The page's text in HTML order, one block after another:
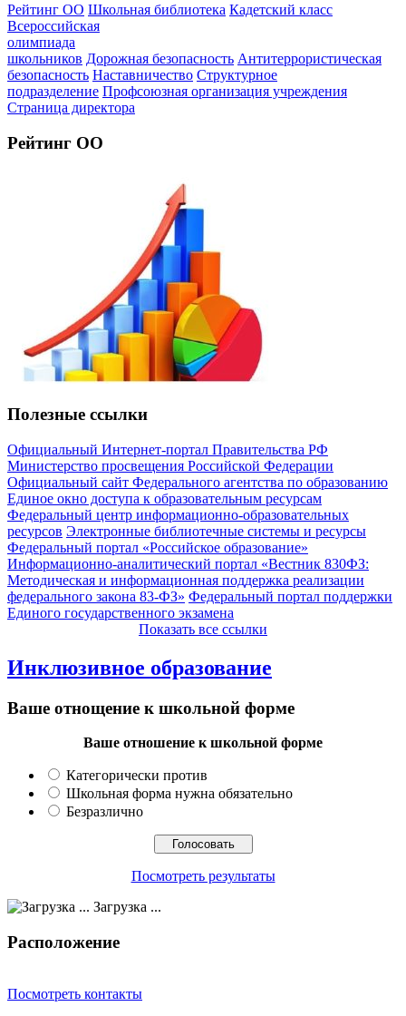
Рейтинг ОО Школьная библиотека Кадетский класс
Всероссийская
олимпиада
школьников Дорожная безопасность Антитеррористическая
безопасность Наставничество Структурное
подразделение Профсоюзная организация учреждения
Страница директора
Рейтинг ОО
Полезные ссылки
Официальный Интернет-портал Правительства РФ
Министерство просвещения Российской Федерации
Официальный сайт Федерального агентства по образованию
Единое окно доступа к образовательным ресурсам
Федеральный центр информационно-образовательных
ресурсов Электронные библиотечные системы и ресурсы
Федеральный портал «Российское образование»
Информационно-аналитический портал «Вестник 830ФЗ:
Методическая и информационная поддержка реализации
федерального закона 83-ФЗ» Федеральный портал поддержки
Единого государственного экзамена
Показать все ссылки
Инклюзивное образование
Ваше отнощение к школьной форме
Ваше отношение к школьной форме
Категорически против
Школьная форма нужна обязательно
Безразлично
Посмотреть результаты
Загрузка ...
Расположение
Посмотреть контакты